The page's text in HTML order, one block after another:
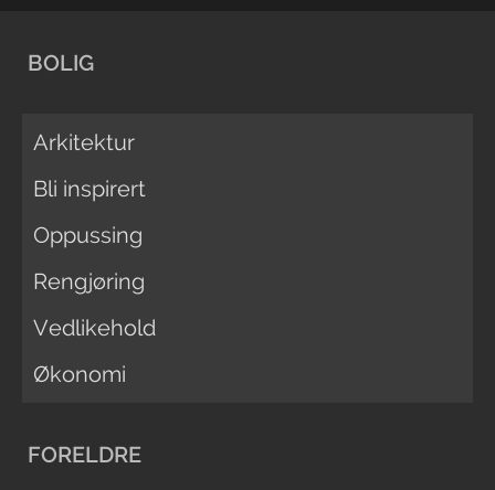
BOLIG
Arkitektur
Bli inspirert
Oppussing
Rengjøring
Vedlikehold
Økonomi
FORELDRE